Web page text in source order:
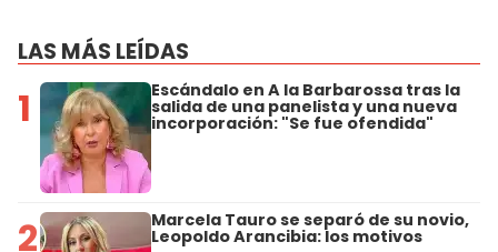
LAS MÁS LEÍDAS
1 Escándalo en A la Barbarossa tras la
salida de una panelista y una nueva
incorporación: "Se fue ofendida"
2 Marcela Tauro se separó de su novio,
Leopoldo Arancibia: los motivos